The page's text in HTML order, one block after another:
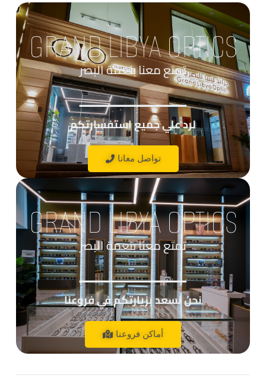
GRAND LIBYA OPTICS
تمتع معنا بنعمة البصر
____________
نحن نسعد بزيارتكم في فروعنا
أماكن فروعنا
GRAND LIBYA OPTICS
تمتع معنا بنعمة البصر
____________
لرد علي جميع استفسارتكم
تواصل معانا